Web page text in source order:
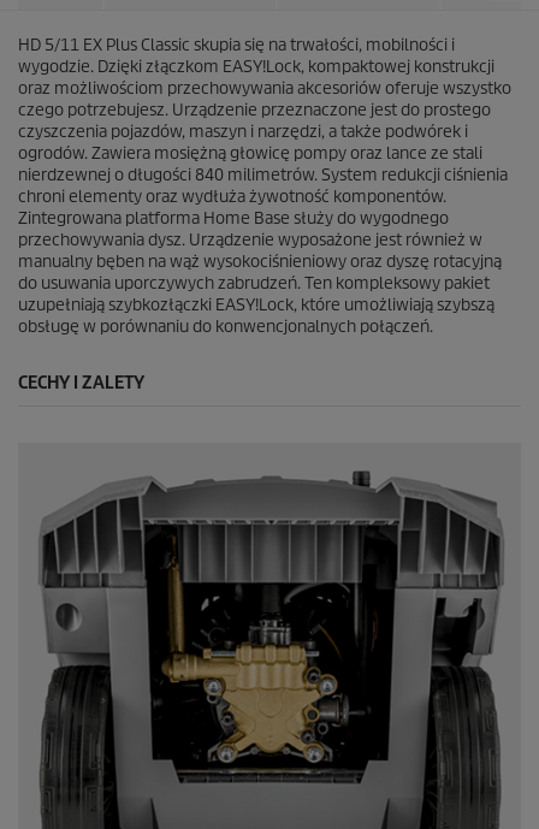
HD 5/11 EX Plus Classic skupia się na trwałości, mobilności i
wygodzie. Dzięki złączkom EASY!Lock, kompaktowej konstrukcji
oraz możliwościom przechowywania akcesoriów oferuje wszystko
czego potrzebujesz. Urządzenie przeznaczone jest do prostego
czyszczenia pojazdów, maszyn i narzędzi, a także podwórek i
ogrodów. Zawiera mosiężną głowicę pompy oraz lance ze stali
nierdzewnej o długości 840 milimetrów. System redukcji ciśnienia
chroni elementy oraz wydłuża żywotność komponentów.
Zintegrowana platforma Home Base służy do wygodnego
przechowywania dysz. Urządzenie wyposażone jest również w
manualny bęben na wąż wysokociśnieniowy oraz dyszę rotacyjną
do usuwania uporczywych zabrudzeń. Ten kompleksowy pakiet
uzupełniają szybkozłączki EASY!Lock, które umożliwiają szybszą
obsługę w porównaniu do konwencjonalnych połączeń.
CECHY I ZALETY